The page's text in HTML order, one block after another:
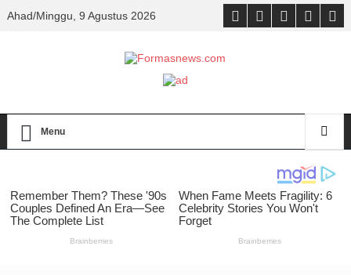
Ahad/Minggu, 9 Agustus 2026
Menu